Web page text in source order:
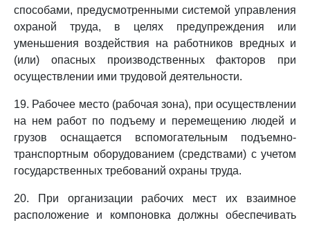
способами, предусмотренными системой управления
охраной труда, в целях предупреждения или
уменьшения воздействия на работников вредных и
(или) опасных производственных факторов при
осуществлении ими трудовой деятельности.
19. Рабочее место (рабочая зона), при осуществлении
на нем работ по подъему и перемещению людей и
грузов оснащается вспомогательным подъемно-
транспортным оборудованием (средствами) с учетом
государственных требований охраны труда.
20. При организации рабочих мест их взаимное
расположение и компоновка должны обеспечивать